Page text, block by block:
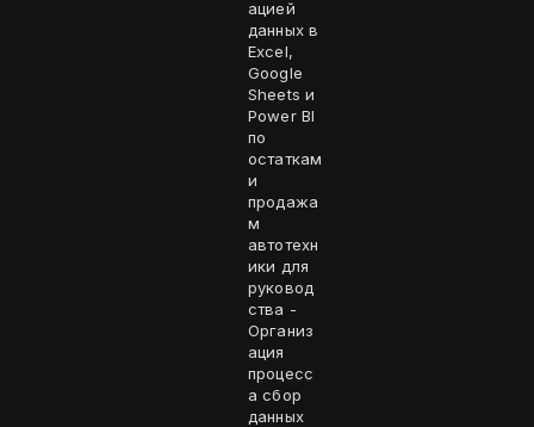
ацией
данных в
Excel,
Google
Sheets и
Power BI
по
остаткам
и
продажа
м
автотехн
ики для
руковод
ства -
Организ
ация
процесс
а сбор
данных